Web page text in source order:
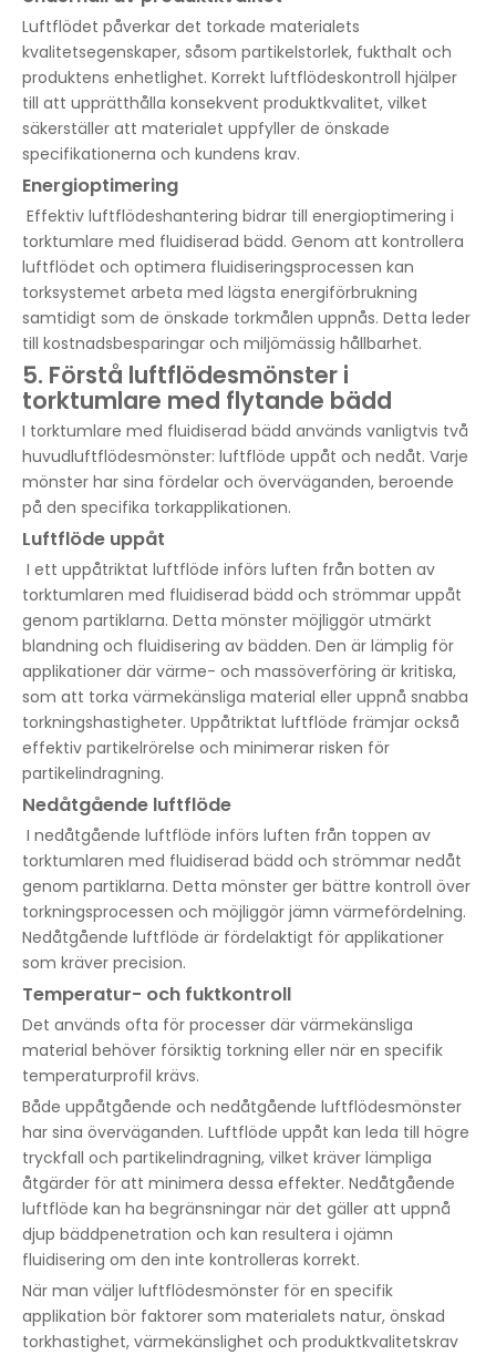
Luftflödet påverkar det torkade materialets
kvalitetsegenskaper, såsom partikelstorlek, fukthalt och
produktens enhetlighet. Korrekt luftflödeskontroll hjälper
till att upprätthålla konsekvent produktkvalitet, vilket
säkerställer att materialet uppfyller de önskade
specifikationerna och kundens krav.
Energioptimering
Effektiv luftflödeshantering bidrar till energioptimering i
torktumlare med fluidiserad bädd. Genom att kontrollera
luftflödet och optimera fluidiseringsprocessen kan
torksystemet arbeta med lägsta energiförbrukning
samtidigt som de önskade torkmålen uppnås. Detta leder
till kostnadsbesparingar och miljömässig hållbarhet.
5. Förstå luftflödesmönster i
torktumlare med flytande bädd
I torktumlare med fluidiserad bädd används vanligtvis två
huvudluftflödesmönster: luftflöde uppåt och nedåt. Varje
mönster har sina fördelar och överväganden, beroende
på den specifika torkapplikationen.
Luftflöde uppåt
I ett uppåtriktat luftflöde införs luften från botten av
torktumlaren med fluidiserad bädd och strömmar uppåt
genom partiklarna. Detta mönster möjliggör utmärkt
blandning och fluidisering av bädden. Den är lämplig för
applikationer där värme- och massöverföring är kritiska,
som att torka värmekänsliga material eller uppnå snabba
torkningshastigheter. Uppåtriktat luftflöde främjar också
effektiv partikelrörelse och minimerar risken för
partikelindragning.
Nedåtgående luftflöde
I nedåtgående luftflöde införs luften från toppen av
torktumlaren med fluidiserad bädd och strömmar nedåt
genom partiklarna. Detta mönster ger bättre kontroll över
torkningsprocessen och möjliggör jämn värmefördelning.
Nedåtgående luftflöde är fördelaktigt för applikationer
som kräver precision.
Temperatur- och fuktkontroll
Det används ofta för processer där värmekänsliga
material behöver försiktig torkning eller när en specifik
temperaturprofil krävs.
Både uppåtgående och nedåtgående luftflödesmönster
har sina överväganden. Luftflöde uppåt kan leda till högre
tryckfall och partikelindragning, vilket kräver lämpliga
åtgärder för att minimera dessa effekter. Nedåtgående
luftflöde kan ha begränsningar när det gäller att uppnå
djup bäddpenetration och kan resultera i ojämn
fluidisering om den inte kontrolleras korrekt.
När man väljer luftflödesmönster för en specifik
applikation bör faktorer som materialets natur, önskad
torkhastighet, värmekänslighet och produktkvalitetskrav